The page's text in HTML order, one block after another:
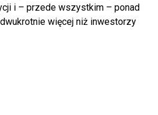
i – przede wszystkim – ponad
więcej niż inwestorzy